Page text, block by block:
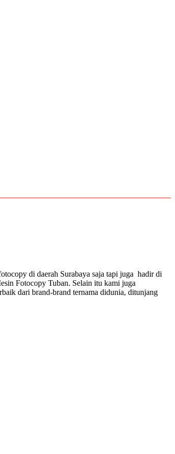
di daerah Surabaya saja tapi juga hadir di
Fotocopy Tuban. Selain itu kami juga
dari brand-brand ternama didunia, ditunjang